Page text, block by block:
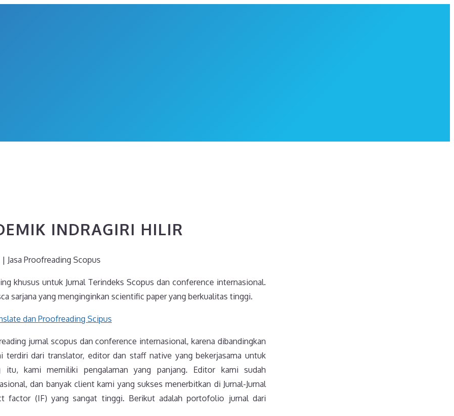
INDRAGIRI HILIR
Jasa Proofreading Scopus
khusus untuk Jurnal Terindeks Scopus dan conference internasional.
sarjana yang menginginkan scientific paper yang berkualitas tinggi.
jurnal scopus dan conference internasional, karena dibandingkan
dari translator, editor dan staff native yang bekerjasama untuk
itu, kami memiliki pengalaman yang panjang. Editor kami sudah
dan banyak client kami yang sukses menerbitkan di Jurnal-Jurnal
factor (IF) yang sangat tinggi. Berikut adalah portofolio jurnal dari